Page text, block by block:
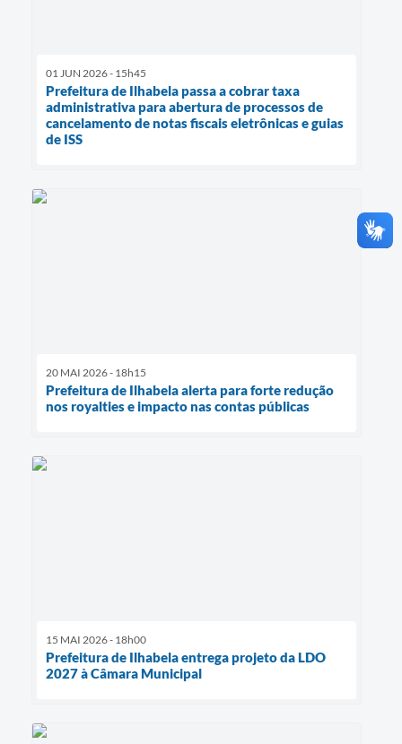
01 JUN 2026 - 15h45
Prefeitura de Ilhabela passa a cobrar taxa
administrativa para abertura de processos de
cancelamento de notas fiscais eletrônicas e guias
de ISS
20 MAI 2026 - 18h15
Prefeitura de Ilhabela alerta para forte redução
nos royalties e impacto nas contas públicas
15 MAI 2026 - 18h00
Prefeitura de Ilhabela entrega projeto da LDO
2027 à Câmara Municipal